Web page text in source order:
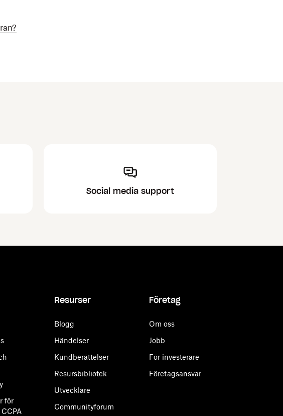
Social media support
för
Resurser
Blogg
Händelser
Kundberättelser
Resursbibliotek
Utvecklare
Communityforum
Företag
Om oss
Jobb
För investerare
Företagsansvar